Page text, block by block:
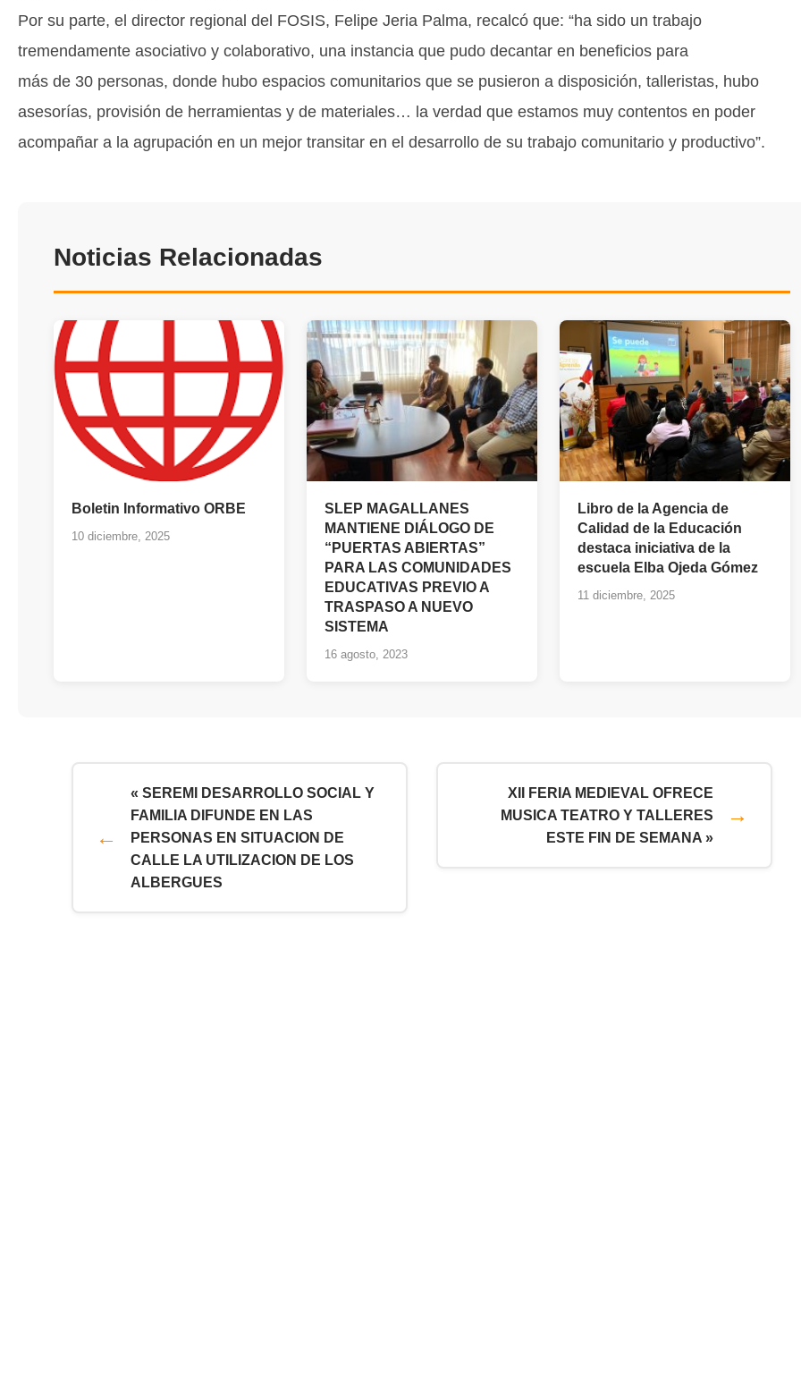
Por su parte, el director regional del FOSIS, Felipe Jeria Palma, recalcó que: “ha sido un trabajo
tremendamente asociativo y colaborativo, una instancia que pudo decantar en beneficios para
más de 30 personas, donde hubo espacios comunitarios que se pusieron a disposición, talleristas, hubo
asesorías, provisión de herramientas y de materiales… la verdad que estamos muy contentos en poder
acompañar a la agrupación en un mejor transitar en el desarrollo de su trabajo comunitario y productivo”.
Noticias Relacionadas
Boletin Informativo ORBE
10 diciembre, 2025
SLEP MAGALLANES
MANTIENE DIÁLOGO DE
“PUERTAS ABIERTAS”
PARA LAS COMUNIDADES
EDUCATIVAS PREVIO A
TRASPASO A NUEVO
SISTEMA
16 agosto, 2023
Libro de la Agencia de
Calidad de la Educación
destaca iniciativa de la
escuela Elba Ojeda Gómez
11 diciembre, 2025
« SEREMI DESARROLLO SOCIAL Y
FAMILIA DIFUNDE EN LAS
PERSONAS EN SITUACION DE
CALLE LA UTILIZACION DE LOS
ALBERGUES
XII FERIA MEDIEVAL OFRECE
MUSICA TEATRO Y TALLERES
ESTE FIN DE SEMANA »